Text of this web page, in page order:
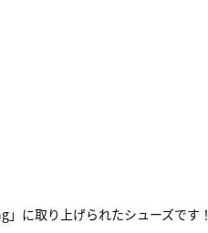
に取り上げられたシューズです！